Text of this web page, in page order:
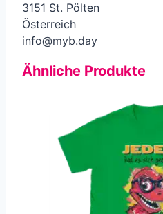
3151 St. Pölten
Österreich
info@myb.day
Ähnliche Produkte